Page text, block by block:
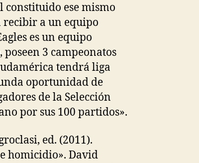
ese mismo
recibir a un equipo
es un equipo
3 campeonatos
tendrá liga
oportunidad de
de la Selección
por sus 100 partidos».
ed. (2011).
homicidio». David